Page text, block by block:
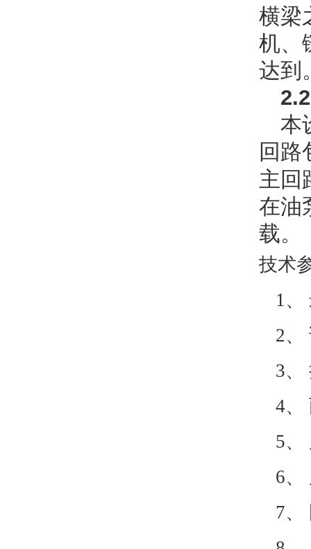
横梁
机、
达到
2.2
本
回路
主回
在油
载。
技术
1、
2、
3、
4、
5、
6、
7、